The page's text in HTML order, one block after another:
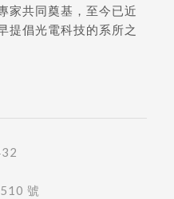
家共同奠基，至今已近
提倡光電科技的系所之
號